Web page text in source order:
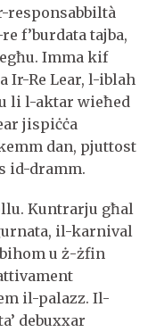
responsabbiltà
f’burdata tajba,
Imma kif
Ir-Re Lear, l-iblah
li l-aktar wieħed
jispiċċa
dan, pjuttost
id-dramm.
Kuntrarju għal
il-karnival
u ż-żfin
il-palazz. Il-
debuxxar